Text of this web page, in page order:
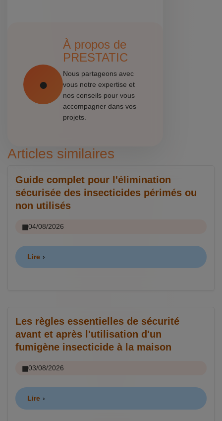
À propos de
PRESTATIC
Nous partageons avec
vous notre expertise et
nos conseils pour vous
accompagner dans vos
projets.
Articles similaires
Guide complet pour l'élimination
sécurisée des insecticides périmés ou
non utilisés
04/08/2026
Lire
Les règles essentielles de sécurité
avant et après l'utilisation d'un
fumigène insecticide à la maison
03/08/2026
Lire